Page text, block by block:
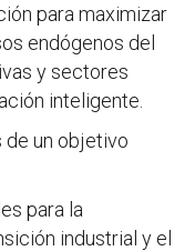
para maximizar
endógenos del
y sectores
inteligente.
de un objetivo
para la
industrial y el